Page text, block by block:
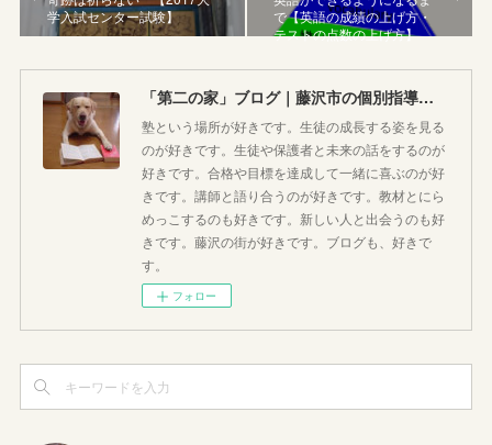
学入試センター試験】
で【英語の成績の上げ方・
テストの点数の上げ方】
「第二の家」ブログ｜藤沢市の個別指導塾のお話
塾という場所が好きです。生徒の成長する姿を見る
のが好きです。生徒や保護者と未来の話をするのが
好きです。合格や目標を達成して一緒に喜ぶのが好
きです。講師と語り合うのが好きです。教材とにら
めっこするのも好きです。新しい人と出会うのも好
きです。藤沢の街が好きです。ブログも、好きで
す。
フォロー